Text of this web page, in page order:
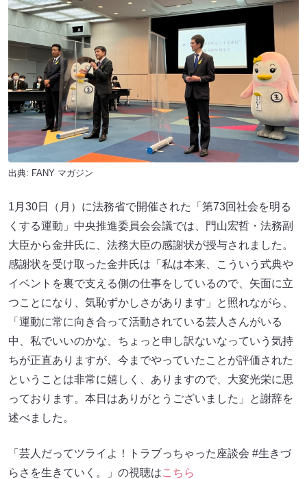
出典: FANY マガジン
1月30日（月）に法務省で開催された「第73回社会を明る
くする運動」中央推進委員会会議では、門山宏哲・法務副
大臣から金井氏に、法務大臣の感謝状が授与されました。
感謝状を受け取った金井氏は「私は本来、こういう式典や
イベントを裏で支える側の仕事をしているので、矢面に立
つことになり、気恥ずかしさがあります」と照れながら、
「運動に常に向き合って活動されている芸人さんがいる
中、私でいいのかな、ちょっと申し訳ないなっていう気持
ちが正直ありますが、今までやっていたことが評価された
ということは非常に嬉しく、ありますので、大変光栄に思
っております。本日はありがとうございました」と謝辞を
述べました。
「芸人だってツライよ！トラブっちゃった座談会 #生きづ
らさを生きていく。」の視聴はこちら